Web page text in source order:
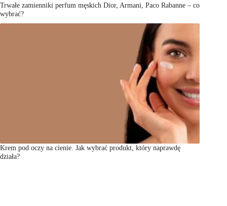
Trwałe zamienniki perfum męskich Dior, Armani, Paco Rabanne – co
wybrać?
Krem pod oczy na cienie. Jak wybrać produkt, który naprawdę
działa?